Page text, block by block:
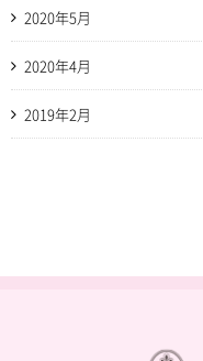
2020年5月
2020年4月
2019年2月